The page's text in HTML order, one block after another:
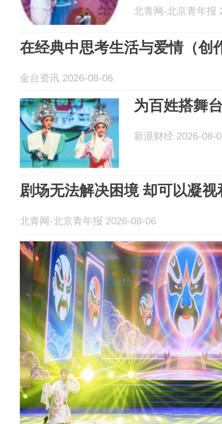
北青网-北京青年报
在经典中思考生活与爱情（创
金台资讯 2026-08-06
为百姓搭舞
新浪财经 2026-08-
剧场无法解决困境 却可以凝视
北青网-北京青年报 2026-08-06